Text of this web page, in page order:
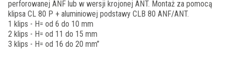
perforowanej ANF lub w wersji krojonej ANT. Montaż za pomocą
klipsa CL 80 P + aluminiowej podstawy CLB 80 ANF/ANT.
1 klips - H= od 6 do 10 mm
2 klips - H= od 11 do 15 mm
3 klips - H= od 16 do 20 mm”